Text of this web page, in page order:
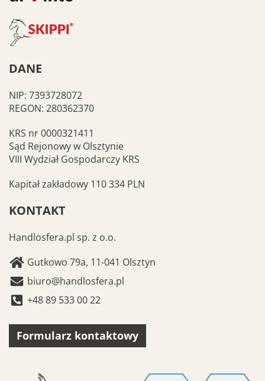
DANE
NIP: 7393728072
REGON: 280362370
KRS nr 0000321411
Sąd Rejonowy w Olsztynie
VIII Wydział Gospodarczy KRS
Kapitał zakładowy 110 334 PLN
KONTAKT
Handlosfera.pl sp. z o.o.
Gutkowo 79a, 11-041 Olsztyn
biuro@handlosfera.pl
+48 89 533 00 22
Formularz kontaktowy